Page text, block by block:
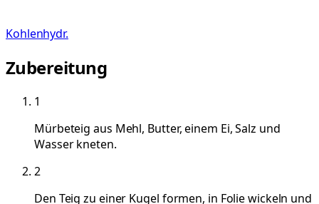
Kohlenhydr.
Zubereitung
1
Mürbeteig aus Mehl, Butter, einem Ei, Salz und
Wasser kneten.
2
Den Teig zu einer Kugel formen, in Folie wickeln und